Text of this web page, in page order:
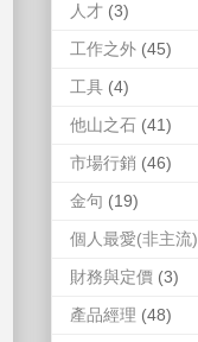
人才 (3)
工作之外 (45)
工具 (4)
他山之石 (41)
市場行銷 (46)
金句 (19)
個人最愛(非主流)
財務與定價 (3)
產品經理 (48)